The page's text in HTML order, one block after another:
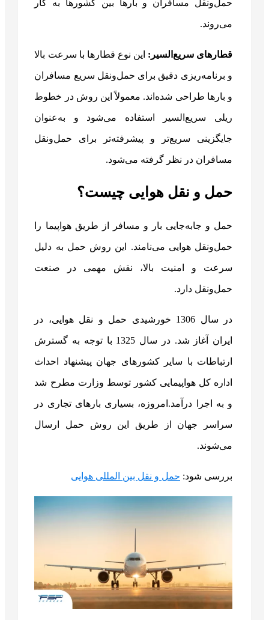
حمل‌ونقل مسافران و بارها بین کشورها به کار
می‌روند.
قطارهای سریع‌السیر: این نوع قطارها با سرعت بالا
و برنامه‌ریزی دقیق برای حمل‌ونقل سریع مسافران
و بارها طراحی شده‌اند. معمولاً این روش در خطوط
ریلی سریع‌السیر استفاده می‌شود و به‌عنوان
جایگزینی سریع‌تر و پیشرفته‌تر برای حمل‌ونقل
مسافران در نظر گرفته می‌شود.
حمل‌ و نقل هوایی چیست؟
حمل و جابه‌جایی بار و مسافر از طریق هواپیما را
حمل‌ونقل هوایی می‌نامند. این روش حمل به دلیل
سرعت و امنیت بالا، نقش مهمی در صنعت
حمل‌ونقل دارد.
در سال 1306 خورشیدی حمل و نقل هوایی، در
ایران آغاز شد. در سال 1325 با توجه به گسترش
ارتباطات با سایر کشورهای جهان پیشنهاد احداث
اداره کل هواپیمایی کشور توسط وزارت مطرح شد
و به اجرا درآمد.امروزه، بسیاری بارهای تجاری در
سراسر جهان از طریق این روش حمل ارسال
می‌شوند.
بررسی شود: حمل و نقل بین المللی هوایی